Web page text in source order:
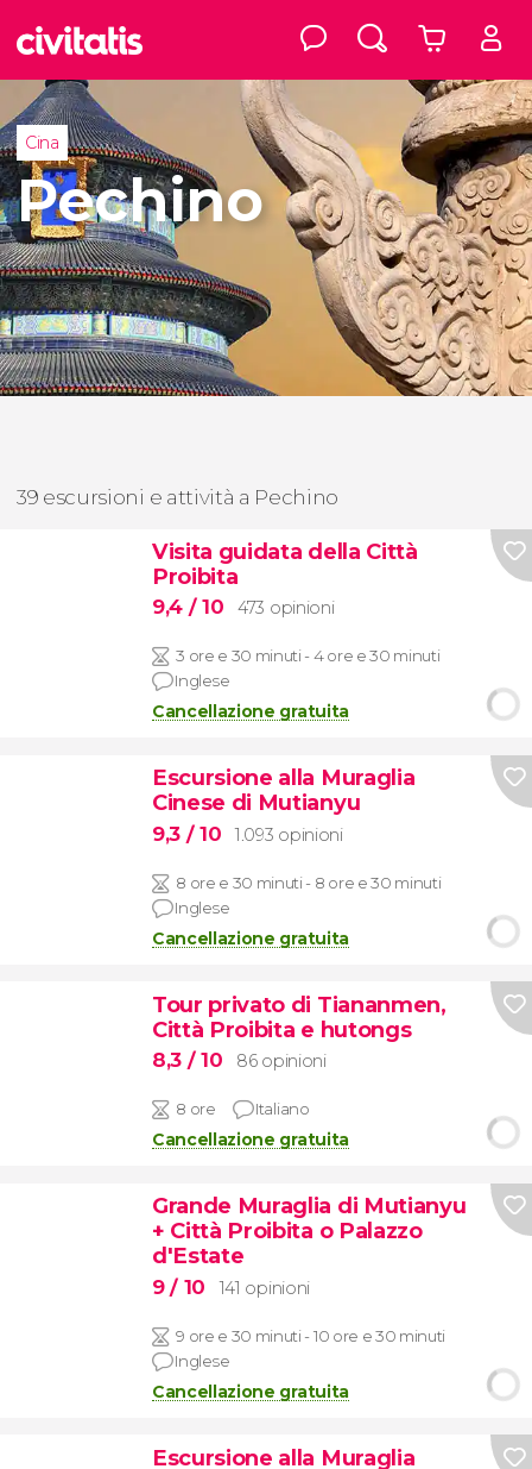
Cina
Pechino
39 escursioni e attività a Pechino
Visita guidata della Città
Proibita
9,4 / 10 473 opinioni
3 ore e 30 minuti - 4 ore e 30 minuti
Inglese
Cancellazione gratuita
Escursione alla Muraglia
Cinese di Mutianyu
9,3 / 10 1.093 opinioni
8 ore e 30 minuti - 8 ore e 30 minuti
Inglese
Cancellazione gratuita
Tour privato di Tiananmen,
Città Proibita e hutongs
8,3 / 10 86 opinioni
8 ore Italiano
Cancellazione gratuita
Grande Muraglia di Mutianyu
+ Città Proibita o Palazzo
d'Estate
9/ 10 141 opinioni
9 ore e 30 minuti - 10 ore e 30 minuti
Inglese
Cancellazione gratuita
Escursione alla Muraglia